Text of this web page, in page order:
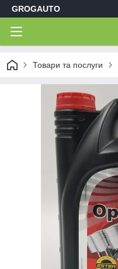
GROGAUTO
Товари та послуги